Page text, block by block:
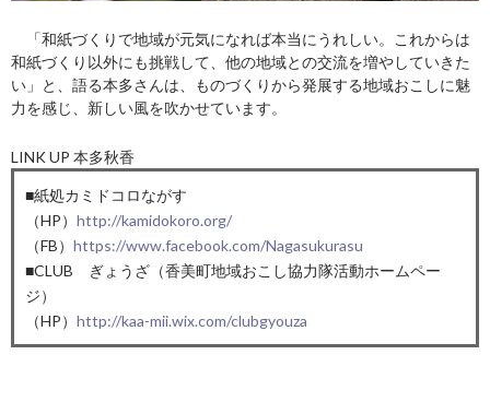
「和紙づくりで地域が元気になれば本当にうれしい。これからは
和紙づくり以外にも挑戦して、他の地域との交流を増やしていきた
い」と、語る本多さんは、ものづくりから発展する地域おこしに魅
力を感じ、新しい風を吹かせています。
LINK UP 本多秋香
■紙処カミドコロながす
（HP） http://kamidokoro.org/
（FB） https://www.facebook.com/Nagasukurasu
■CLUB ぎょうざ（香美町地域おこし協力隊活動ホームペー
ジ）
（HP） http://kaa-mii.wix.com/clubgyouza